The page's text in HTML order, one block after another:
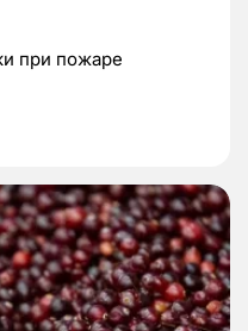
при пожаре